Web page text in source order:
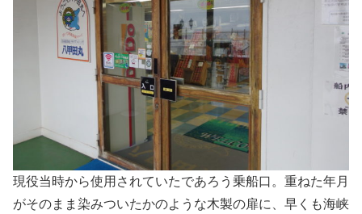
現役当時から使用されていたであろう乗船口。重ねた年月
がそのまま染みついたかのような木製の扉に、早くも海峡